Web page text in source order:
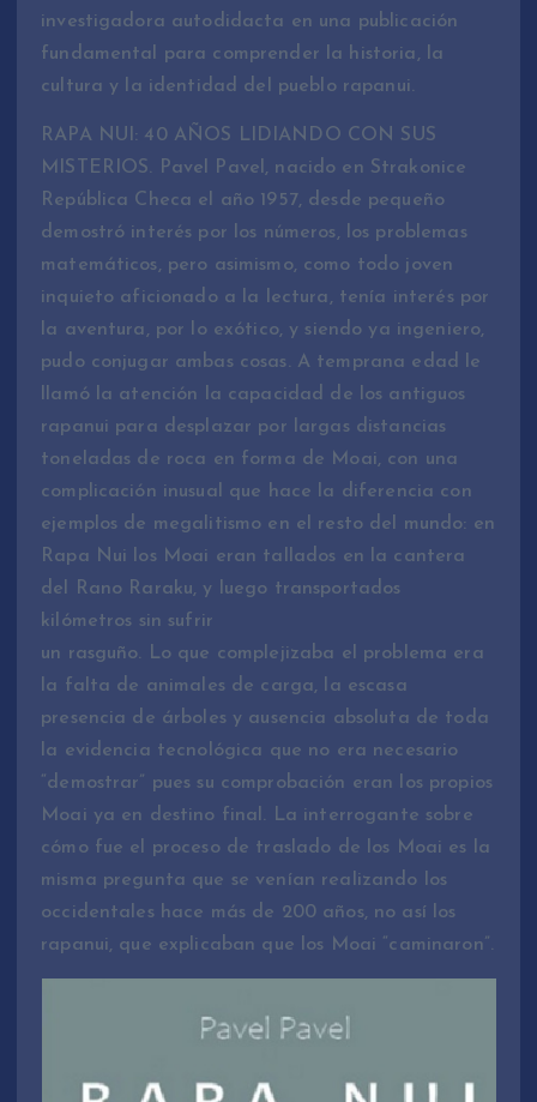
investigadora autodidacta en una publicación
fundamental para comprender la historia, la
cultura y la identidad del pueblo rapanui.
RAPA NUI: 40 AÑOS LIDIANDO CON SUS
MISTERIOS. Pavel Pavel, nacido en Strakonice
República Checa el año 1957, desde pequeño
demostró interés por los números, los problemas
matemáticos, pero asimismo, como todo joven
inquieto aficionado a la lectura, tenía interés por
la aventura, por lo exótico, y siendo ya ingeniero,
pudo conjugar ambas cosas. A temprana edad le
llamó la atención la capacidad de los antiguos
rapanui para desplazar por largas distancias
toneladas de roca en forma de Moai, con una
complicación inusual que hace la diferencia con
ejemplos de megalitismo en el resto del mundo: en
Rapa Nui los Moai eran tallados en la cantera
del Rano Raraku, y luego transportados
kilómetros sin sufrir
un rasguño. Lo que complejizaba el problema era
la falta de animales de carga, la escasa
presencia de árboles y ausencia absoluta de toda
la evidencia tecnológica que no era necesario
“demostrar” pues su comprobación eran los propios
Moai ya en destino final. La interrogante sobre
cómo fue el proceso de traslado de los Moai es la
misma pregunta que se venían realizando los
occidentales hace más de 200 años, no así los
rapanui, que explicaban que los Moai “caminaron”.